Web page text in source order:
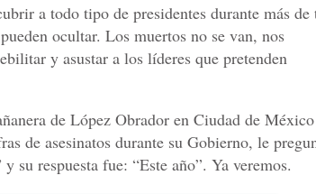
a todo tipo de presidentes durante más de
ocultar. Los muertos no se van, nos
y asustar a los líderes que pretenden
de López Obrador en Ciudad de
de asesinatos durante su Gobierno, le
su respuesta fue: “Este año”. ​Ya veremos.